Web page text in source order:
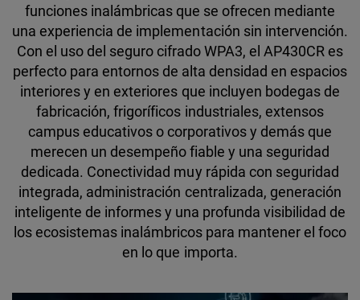
funciones inalámbricas que se ofrecen mediante
una experiencia de implementación sin intervención.
Con el uso del seguro cifrado WPA3, el AP430CR es
perfecto para entornos de alta densidad en espacios
interiores y en exteriores que incluyen bodegas de
fabricación, frigoríficos industriales, extensos
campus educativos o corporativos y demás que
merecen un desempeño fiable y una seguridad
dedicada. Conectividad muy rápida con seguridad
integrada, administración centralizada, generación
inteligente de informes y una profunda visibilidad de
los ecosistemas inalámbricos para mantener el foco
en lo que importa.